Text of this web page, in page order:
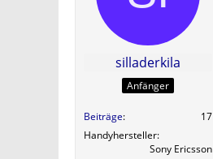
silladerkila
Anfänger
Beiträge
17
Handyhersteller
Sony Ericsson